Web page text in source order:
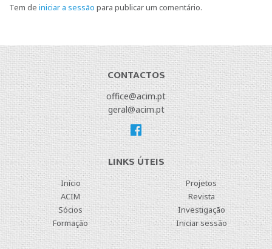
Tem de iniciar a sessão para publicar um comentário.
CONTACTOS
office@acim.pt
geral@acim.pt
LINKS ÚTEIS
Início
ACIM
Sócios
Formação
Projetos
Revista
Investigação
Iniciar sessão